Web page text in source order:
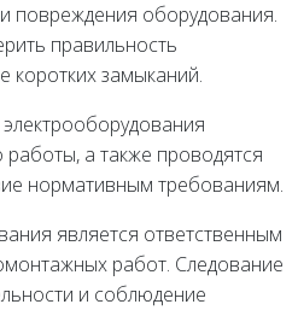
повреждения оборудования.
правильность
коротких замыканий.
а также проводятся
нормативным требованиям.
является ответственным
работ. Следование
и соблюдение